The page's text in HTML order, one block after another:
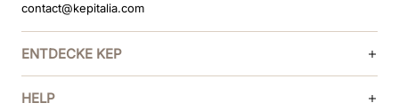
contact@kepitalia.com
ENTDECKE KEP
HELP